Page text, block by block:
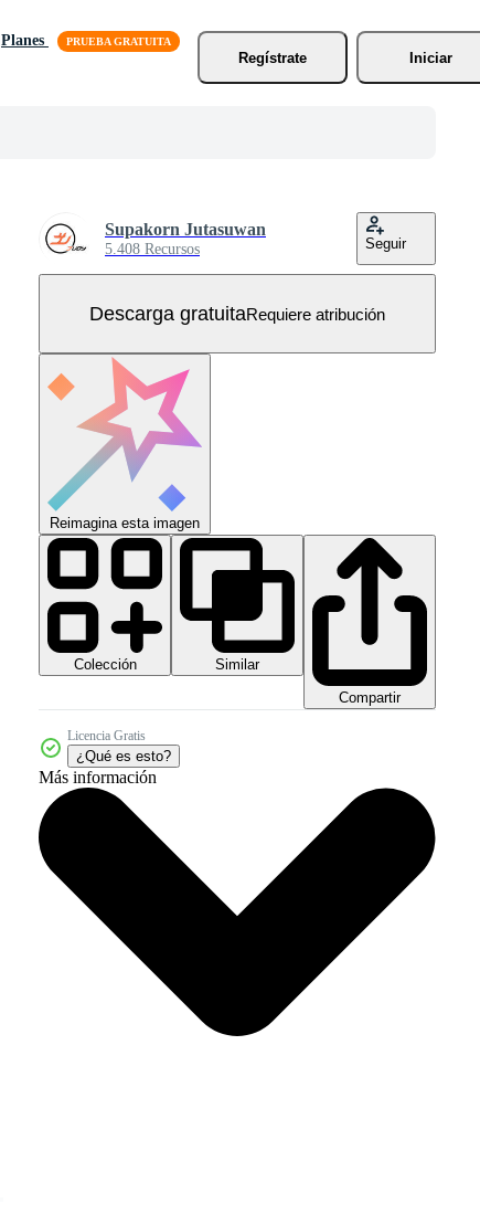
Planes
Regístrate
Iniciar
Supakorn Jutasuwan
5.408 Recursos Seguir
Descarga gratuitaRequiere atribución
Reimagina esta imagen
Colección
Similar
Compartir
Licencia Gratis
¿Qué es esto?
Más información